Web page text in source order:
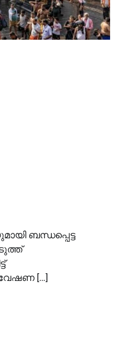
ബന്ധപ്പെട്ട
[…]